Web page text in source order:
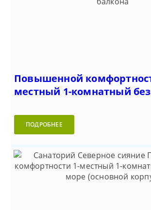
Повышенной
местный 1-комнатный
ПОДРОБНЕЕ